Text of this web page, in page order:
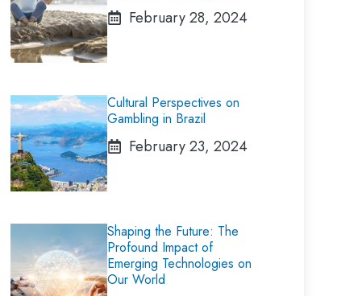
February 28, 2024
Cultural Perspectives on
Gambling in Brazil
February 23, 2024
Shaping the Future: The
Profound Impact of
Emerging Technologies on
Our World